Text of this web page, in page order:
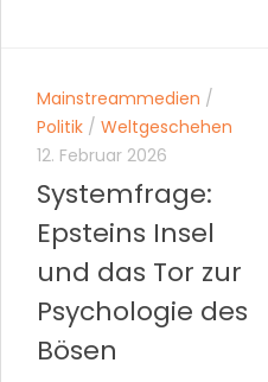
Mainstreammedien /
Politik / Weltgeschehen
12. Februar 2026
Systemfrage:
Epsteins Insel
und das Tor zur
Psychologie des
Bösen